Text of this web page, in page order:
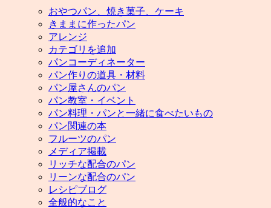
おやつパン、焼き菓子、ケーキ
きままに作ったパン
アレンジ
カテゴリを追加
パンコーディネーター
パン作りの道具・材料
パン屋さんのパン
パン教室・イベント
パン料理・パンと一緒に食べたいもの
パン関連の本
フルーツのパン
メディア掲載
リッチな配合のパン
リーンな配合のパン
レシピブログ
全般的なこと